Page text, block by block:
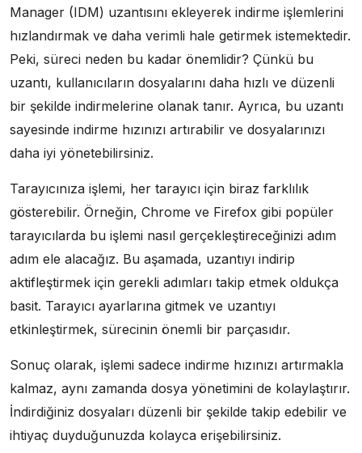
Manager (IDM) uzantısını ekleyerek indirme işlemlerini
hızlandırmak ve daha verimli hale getirmek istemektedir.
Peki, süreci neden bu kadar önemlidir? Çünkü bu
uzantı, kullanıcıların dosyalarını daha hızlı ve düzenli
bir şekilde indirmelerine olanak tanır. Ayrıca, bu uzantı
sayesinde indirme hızınızı artırabilir ve dosyalarınızı
daha iyi yönetebilirsiniz.
Tarayıcınıza işlemi, her tarayıcı için biraz farklılık
gösterebilir. Örneğin, Chrome ve Firefox gibi popüler
tarayıcılarda bu işlemi nasıl gerçekleştireceğinizi adım
adım ele alacağız. Bu aşamada, uzantıyı indirip
aktifleştirmek için gerekli adımları takip etmek oldukça
basit. Tarayıcı ayarlarına gitmek ve uzantıyı
etkinleştirmek, sürecinin önemli bir parçasıdır.
Sonuç olarak, işlemi sadece indirme hızınızı artırmakla
kalmaz, aynı zamanda dosya yönetimini de kolaylaştırır.
İndirdiğiniz dosyaları düzenli bir şekilde takip edebilir ve
ihtiyaç duyduğunuzda kolayca erişebilirsiniz.